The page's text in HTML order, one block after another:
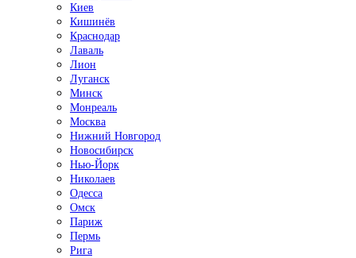
Киев
Кишинёв
Краснодар
Лаваль
Лион
Луганск
Минск
Монреаль
Москва
Нижний Новгород
Новосибирск
Нью-Йорк
Николаев
Одесса
Омск
Париж
Пермь
Рига